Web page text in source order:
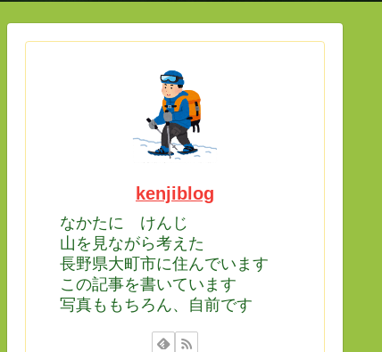
kenjiblog
なかたに けんじ
山を見ながら考えた
長野県大町市に住んでいます
この記事を書いています
写真ももちろん、自前です